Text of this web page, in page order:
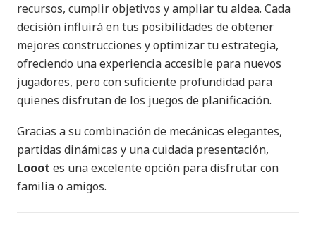
recursos, cumplir objetivos y ampliar tu aldea. Cada
decisión influirá en tus posibilidades de obtener
mejores construcciones y optimizar tu estrategia,
ofreciendo una experiencia accesible para nuevos
jugadores, pero con suficiente profundidad para
quienes disfrutan de los juegos de planificación.
Gracias a su combinación de mecánicas elegantes,
partidas dinámicas y una cuidada presentación,
Looot es una excelente opción para disfrutar con
familia o amigos.